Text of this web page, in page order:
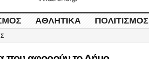
ΑΘΛΗΤΙΚΆ ΠΟΛΙΤΙΣΜΌΣ